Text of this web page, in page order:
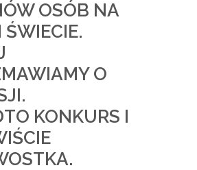
OSÓB NA
O
KONKURS I